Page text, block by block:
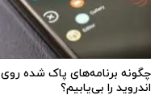
چگونه برنامه‌های پاک شده روی
اندروید را بی‌یابیم؟